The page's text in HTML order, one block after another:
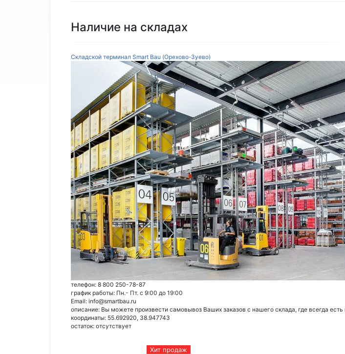
Наличие на складах
Складской терминал Smart Bau (Орехово-Зуево)
телефон: 8 800 250-78-87
график работы: Пн.- Пт. с 9:00 до 19:00
Email: info@smartbau.ru
описание: Вы можете произвести самовывоз Ваших заказов с нашего склада, где всегда
координаты: 55.692920, 38.947743
остаток: отсутствует
Хит продаж